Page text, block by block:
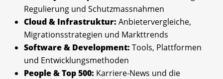
Regulierung und Schutzmassnahmen
Cloud & Infrastruktur: Anbietervergleiche,
Migrationsstrategien und Markttrends
Software & Development: Tools, Plattformen
und Entwicklungsmethoden
People & Top 500: Karriere-News und die